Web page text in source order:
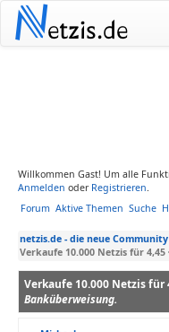
Netzis.de
Willkommen Gast! Um alle
Anmelden oder Registrieren.
Forum Aktive Themen Suche
netzis.de - die neue Community
Verkaufe 10.000 Netzis für 4,45
Verkaufe 10.000 Netzis für
Banküberweisung.